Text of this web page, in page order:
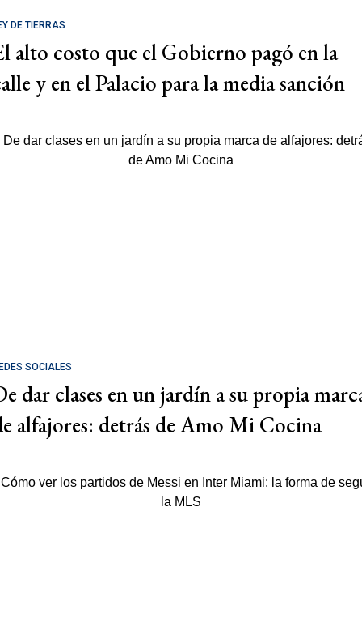
DE TIERRAS
alto costo que el Gobierno pagó en la
y en el Palacio para la media sanción
SOCIALES
dar clases en un jardín a su propia
alfajores: detrás de Amo Mi Cocina